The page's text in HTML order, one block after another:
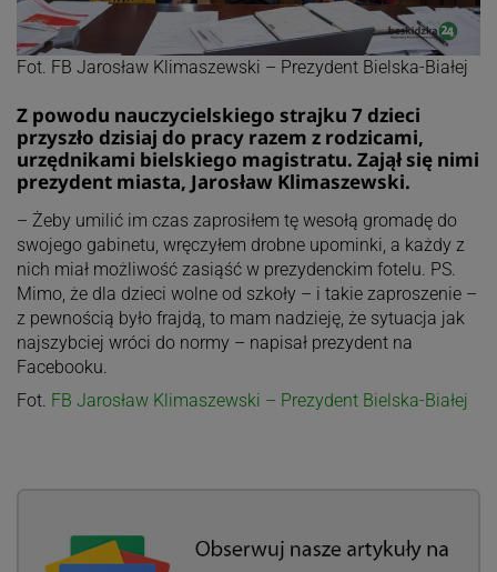
Fot. FB Jarosław Klimaszewski – Prezydent Bielska-Białej
Z powodu nauczycielskiego strajku 7 dzieci
przyszło dzisiaj do pracy razem z rodzicami,
urzędnikami bielskiego magistratu. Zajął się nimi
prezydent miasta, Jarosław Klimaszewski.
– Żeby umilić im czas zaprosiłem tę wesołą gromadę do
swojego gabinetu, wręczyłem drobne upominki, a każdy z
nich miał możliwość zasiąść w prezydenckim fotelu. PS.
Mimo, że dla dzieci wolne od szkoły – i takie zaproszenie –
z pewnością było frajdą, to mam nadzieję, że sytuacja jak
najszybciej wróci do normy – napisał prezydent na
Facebooku.
Fot. FB Jarosław Klimaszewski – Prezydent Bielska-Białej